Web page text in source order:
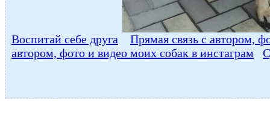
Воспитай себе друга
Прямая связь с автором,
автором, фото и видео моих собак в инстаграм